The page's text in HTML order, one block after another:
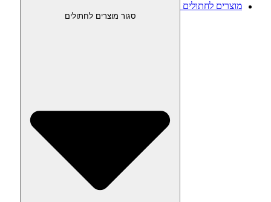
מוצרים לחתולים
סגור מוצרים לחתולים